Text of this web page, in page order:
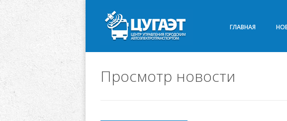
ГЛАВНАЯ
Просмотр новости